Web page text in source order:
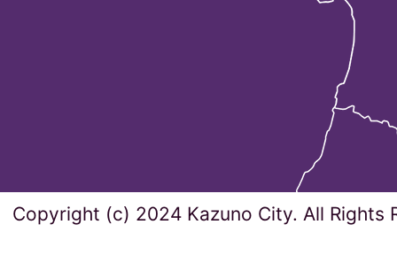
Copyright (c) 2024 Kazuno City. All Rights